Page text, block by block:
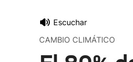
Escuchar
CAMBIO CLIMÁTICO